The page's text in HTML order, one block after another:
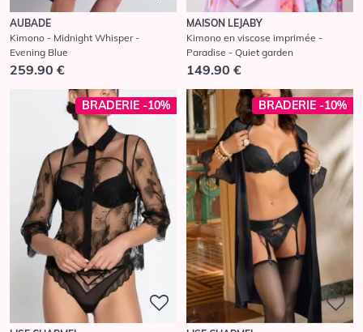
AUBADE
Kimono - Midnight Whisper -
Evening Blue
259.90 €
MAISON LEJABY
Kimono en viscose imprimée -
Paradise - Quiet garden
149.90 €
BRADERIE -10% BRADERIE -10%